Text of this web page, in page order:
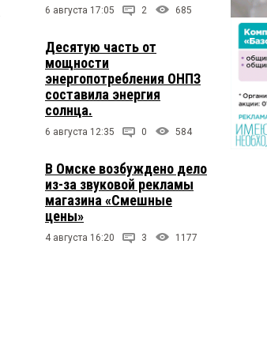
6 августа 17:05 2 685
Десятую часть от
мощности
энергопотребления ОНПЗ
составила энергия
солнца.
6 августа 12:35 0 584
В Омске возбуждено дело
из-за звуковой рекламы
магазина «Смешные
цены»
4 августа 16:20 3 1177